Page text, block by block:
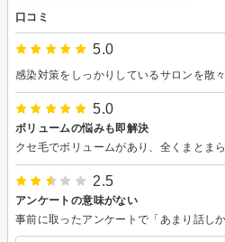
口コミ
5.0
5.0
ボリュームの悩みも即解決
2.5
アンケートの意味がない